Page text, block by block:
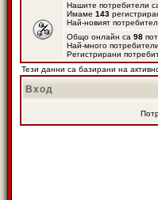
Нашите потребители
Имаме 143
Най-новият
Общо онлайн са 98
Най-много
Регистрирани
Тези данни са базирани на
Вход